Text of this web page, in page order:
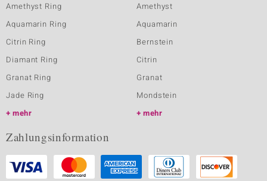
Amethyst Ring
Aquamarin Ring
Citrin Ring
Diamant Ring
Granat Ring
Jade Ring
mehr
Amethyst
Aquamarin
Bernstein
Citrin
Granat
Mondstein
mehr
Zahlungsinformation